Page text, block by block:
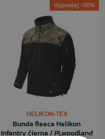
Výpredaj -50%
HELIKON-TEX
Bunda fleece Helikon
Infantry čierna / PLwoodland